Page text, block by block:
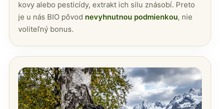
kovy alebo pesticídy, extrakt ich silu znásobí. Preto
je u nás BIO pôvod nevyhnutnou podmienkou, nie
voliteľný bonus.